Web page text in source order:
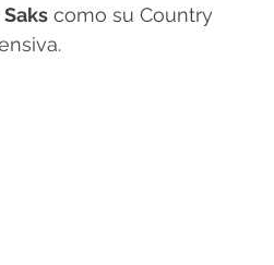
como su Country